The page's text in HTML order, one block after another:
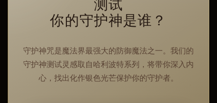
测试
你的守护神是谁？
守护神咒是魔法界最强大的防御魔法之一。我们的
守护神测试灵感取自哈利波特系列，将带你深入内
心，找出化作银色光芒保护你的守护者。